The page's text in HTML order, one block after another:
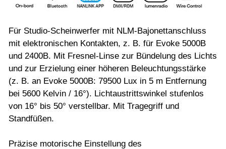
Für Studio-Scheinwerfer mit NLM-Bajonettanschluss
mit elektronischen Kontakten, z. B. für Evoke 5000B
und 2400B. Mit Fresnel-Linse zur Bündelung des Lichts
und zur Erzielung einer höheren Beleuchtungsstärke
(z. B. an Evoke 5000B: 79500 Lux in 5 m Entfernung
bei 5600 Kelvin / 16°). Lichtaustrittswinkel stufenlos
von 16° bis 50° verstellbar. Mit Tragegriff und
Standfüßen.
Präzise motorische Einstellung des